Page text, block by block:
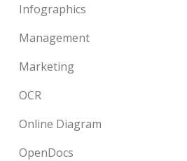
Infographics
Management
Marketing
OCR
Online Diagram
OpenDocs